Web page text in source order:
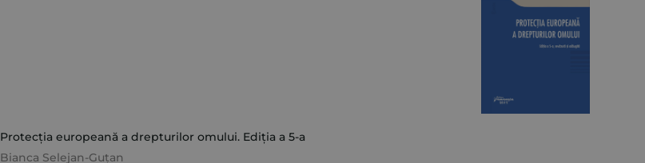
Protecția europeană a drepturilor omului. Ediția a 5-a
Bianca Selejan-Guțan